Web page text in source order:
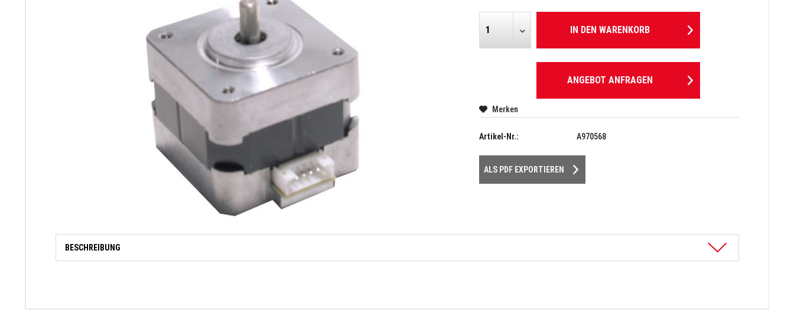
IN DEN WARENKORB
ANGEBOT ANFRAGEN
Merken
Artikel-Nr.: A970568
ALS PDF EXPORTIEREN
BESCHREIBUNG